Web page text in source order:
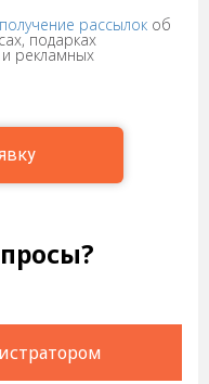
рассылокоб
подарках
рекламных